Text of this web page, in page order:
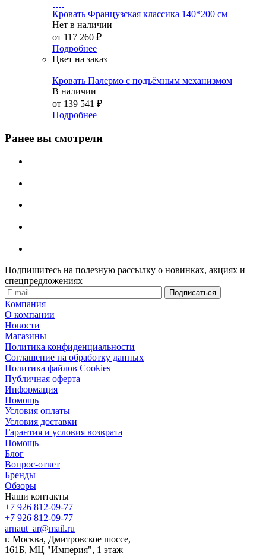
Кровать Французская классика 140*200 см
Нет в наличии
от 117 260 ₽
Подробнее
Цвет на заказ
Кровать Палермо с подъёмным механизмом
В наличии
от 139 541 ₽
Подробнее
Ранее вы смотрели
Подпишитесь на полезную рассылку о новинках, акциях и
спецпредложениях
Компания
О компании
Новости
Магазины
Политика конфиденциальности
Соглашение на обработку данных
Политика файлов Cookies
Публичная оферта
Информация
Помощь
Условия оплаты
Условия доставки
Гарантия и условия возврата
Помощь
Блог
Вопрос-ответ
Бренды
Обзоры
Наши контакты
+7 926 812-09-77
+7 926 812-09-77
arnaut_ar@mail.ru
г. Москва, Дмитровское шоссе,
161Б, МЦ "Империя", 1 этаж